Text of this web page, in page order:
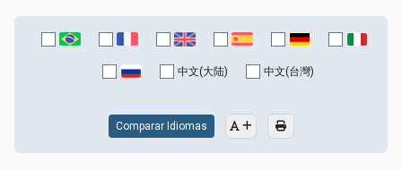
中文(大陆) 中文(台灣)
Comparar Idiomas